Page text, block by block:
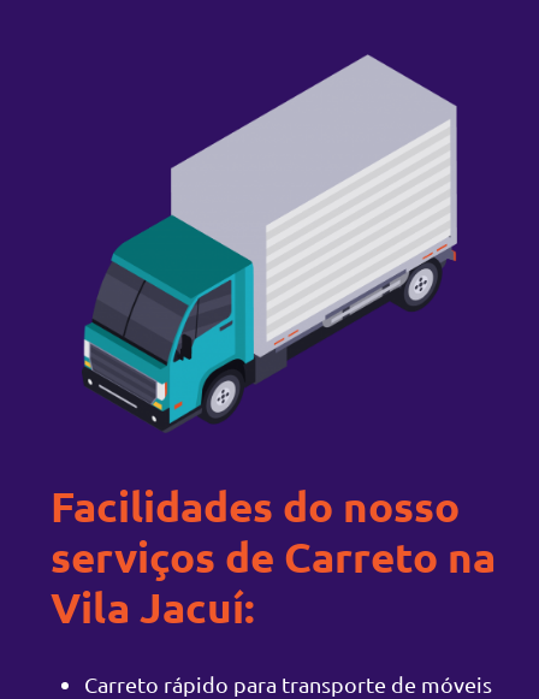
Facilidades do nosso
serviços de Carreto na
Vila Jacuí:
Carreto rápido para transporte de móveis